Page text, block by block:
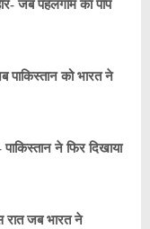
जब पहलगाम का पाप
पाकिस्तान को भारत ने
ने फिर दिखाया
रात जब भारत ने